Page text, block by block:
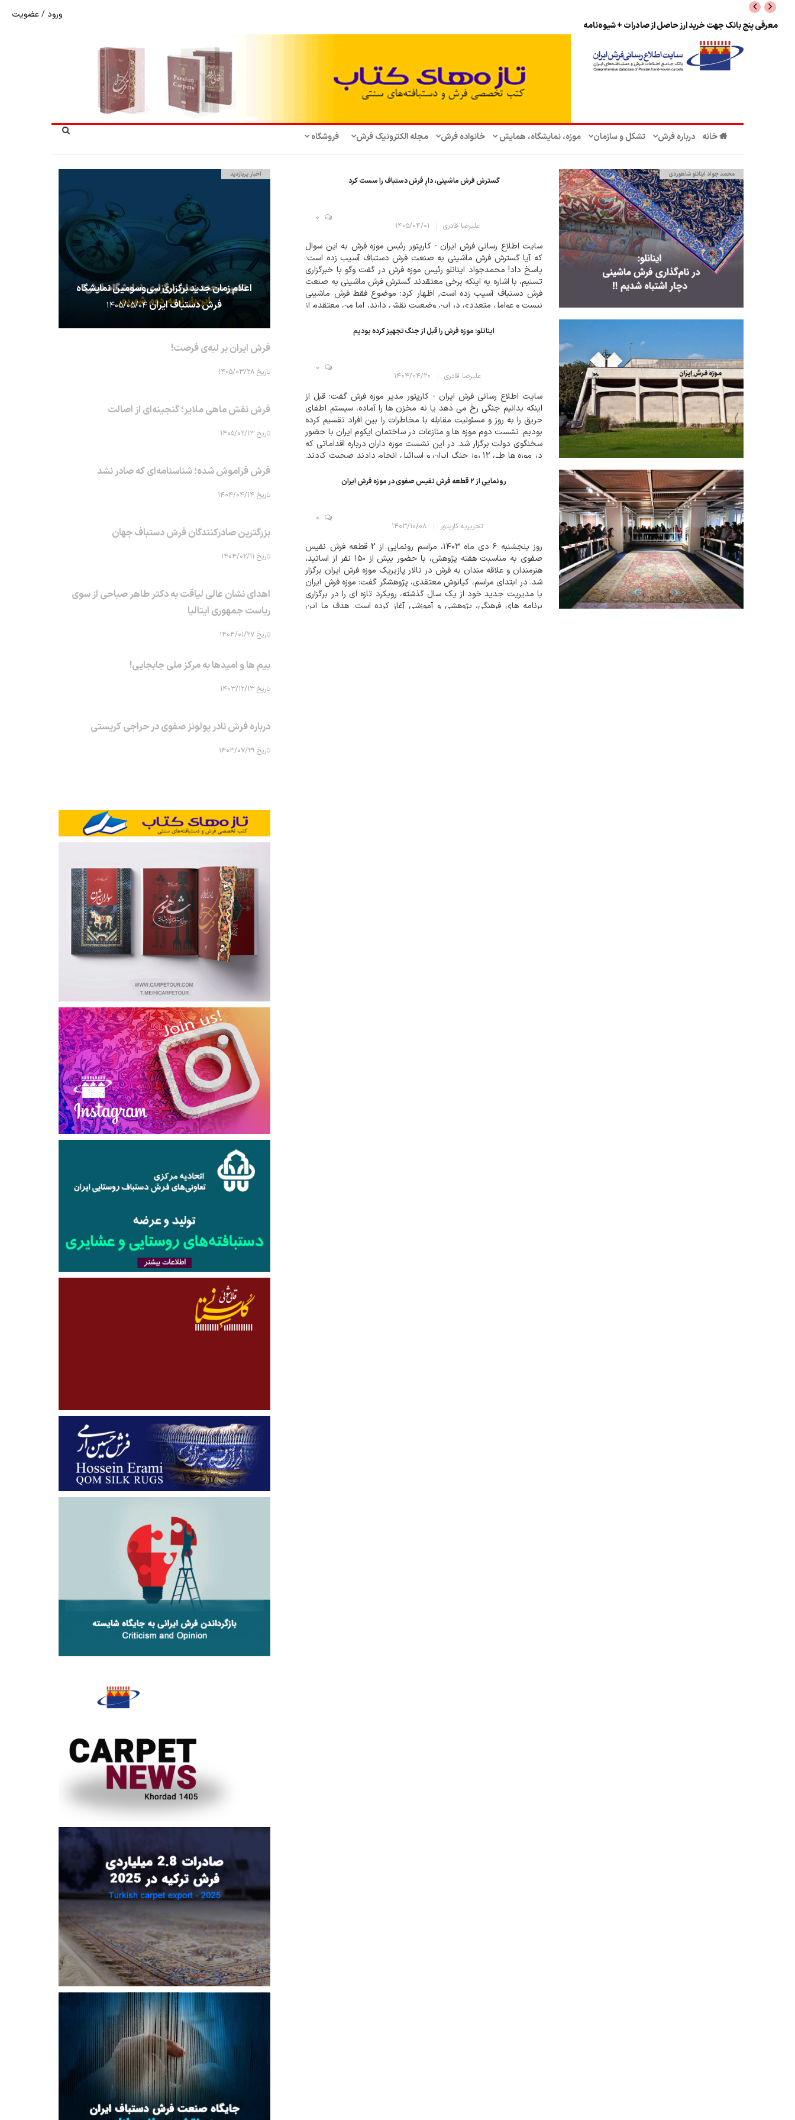
معرفی پنج بانک جهت خرید ارز حاصل از صادرات + شیوه‌نامه
ورود /عضویت
خانه درباره فرش تشکل‌ و سازمان‌ موزه، نمایشگاه، همایش‌ خانواده فرش مجله الکترونیک فرش فروشگاه
محمد جواد اینانلو شاهوردی
گسترش فرش ماشینی، دارِ فرش دستباف را سست کرد
علیرضا قادری ۱۴۰۵/۰۴/۰۱
0
سایت اطلاع رسانی فرش ایران - کارپتور رئیس موزه فرش به این سوال
که آیا گسترش فرش ماشینی به صنعت فرش دستباف آسیب زده است؛
پاسخ داد! محمدجواد اینانلو رئیس موزه فرش در گفت وگو با خبرگزاری
تسنیم، با اشاره به اینکه برخی معتقدند گسترش فرش ماشینی به صنعت
فرش دستباف آسیب زده است, اظهار کرد: موضوع فقط فرش ماشینی
نیست و عوامل متعددی در این وضعیت نقش دارند، اما من معتقدم از
اینانلو: موزه فرش را قبل از جنگ تجهیز کرده بودیم
علیرضا قادری ۱۴۰۴/۰۴/۲۰
0
سایت اطلاع رسانی فرش ایران - کارپتور مدیر موزه فرش گفت: قبل از
اینکه بدانیم جنگی رخ می دهد یا نه مخزن ها را آماده، سیستم اطفای
حریق را به روز و مسئولیت مقابله با مخاطرات را بین افراد تقسیم کرده
بودیم. نشست دوم موزه ها و منازعات در ساختمان ایکوم ایران با حضور
سخنگوی دولت برگزار شد. در این نشست موزه داران درباره اقداماتی که
در موزه ها طی ۱۲ روز جنگ ایران و اسرائیل انجام دادند صحبت کردند.
رونمایی از ۲ قطعه فرش نفیس صفوی در موزه فرش ایران
تحریریه کارپتور ۱۴۰۳/۱۰/۰۸
0
روز پنجشنبه ۶ دی ماه ۱۴۰۳، مراسم رونمایی از 2 قطعه فرش نفیس
صفوی به مناسبت هفته پژوهش، با حضور بیش از ۱۵۰ نفر از اساتید،
هنرمندان و علاقه مندان به فرش در تالار پازیریک موزه فرش ایران برگزار
شد. در ابتدای مراسم، کیانوش معتقدی، پژوهشگر گفت: موزه فرش ایران
با مدیریت جدید خود از یک سال گذشته، رویکرد تازه ای را در برگزاری
برنامه های فرهنگی، پژوهشی و آموزشی آغاز کرده است. هدف ما این
اخبار پربازدید
اعلام زمان جدید برگزاری سی‌وسومین نمایشگاه
فرش دستباف ایران۱۴۰۵/۰۵/۰۴
فرش ایران بر لبه‌ی فرصت!
تاریخ ۱۴۰۵/۰۳/۲۸
فرش نقش ماهی‌ ملایر؛ گنجینه‌ای از اصالت
تاریخ ۱۴۰۵/۰۲/۱۳
فرش فراموش شده؛ شناسنامه‌ای که صادر نشد
تاریخ ۱۴۰۴/۰۴/۱۴
بزرگترین صادرکنندگان فرش دستباف جهان
تاریخ ۱۴۰۴/۰۲/۱۱
اهدای نشان عالی لیاقت به دکتر طاهر صباحی از سوی
ریاست جمهوری ایتالیا
تاریخ ۱۴۰۴/۰۱/۲۷
بیم ها و امیدها به مرکز ملی جابجایی!
تاریخ ۱۴۰۳/۱۲/۱۳
درباره فرش نادر پولونز صفوی در حراجی کریستی
تاریخ ۱۴۰۳/۰۷/۲۹